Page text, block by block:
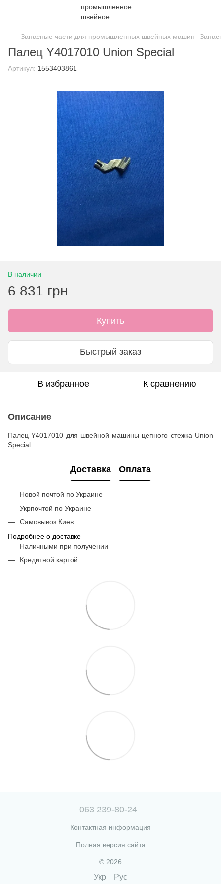
Запасные части для промышленных швейных машин
Палец Y4017010 Union Special
Артикул: 1553403861
В наличии
6 831 грн
Купить
Быстрый заказ
В избранное К сравнению
Описание
Палец Y4017010 для швейной машины цепного стежка Union
Special.
Доставка Оплата
Новой почтой по Украине
Укрпочтой по Украине
Самовывоз Киев
Подробнее о доставке
Наличными при получении
Кредитной картой
063 239-80-24
Контактная информация
Полная версия сайта
© 2026
Укр Рус